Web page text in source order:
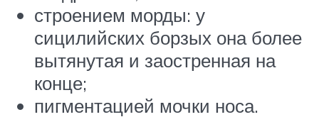
строением морды: у
сицилийских борзых она более
вытянутая и заостренная на
конце;
пигментацией мочки носа.